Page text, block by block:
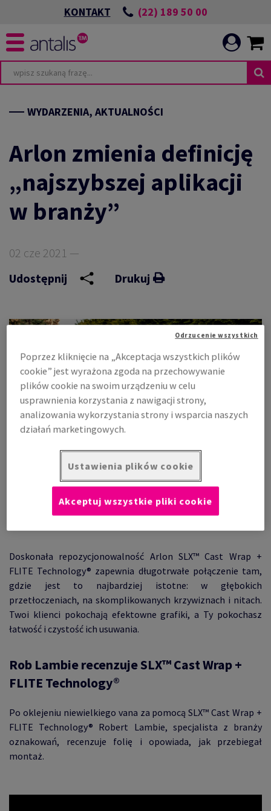
KONTAKT (22) 189 50 00
WYDARZENIA, AKTUALNOŚCI
Arlon zmienia definicję
„najszybszej aplikacji
w branży”
02 cze 2021 —
Udostępnij
Drukuj
Specjalny podkład folii Arlon SLX™ Cast Wrap pozwala
osiągnąć więcej przy mniejszym nakładzie pracy.
Doskonała repozycjonowalność Arlon SLX™ Cast Wrap +
FLITE Technology® zapewnia długotrwałe połączenie tam,
gdzie jest to najbardziej istotne: w głębokich
przetłoczeniach, na skomplikowanych krzywiznach i nitach.
Twoi klienci pokochają efektowne grafiki, a Ty pokochasz
łatwość i czystość ich usuwania.
Rob Lambie recenzuje SLX™ Cast Wrap +
FLITE Technology®
Po oklejeniu niewielkiego vana za pomocą SLX™ Cast Wrap +
FLITE Technology® Robert Lambie, specjalista z branży
oznakowań, recenzuje folię i opowiada, jak przebiegał
montaż.
Poprzez kliknięcie na „Akceptacja wszystkich plików
cookie” jest wyrażona zgoda na przechowywanie
plików cookie na swoim urządzeniu w celu
usprawnienia korzystania z nawigacji strony,
analizowania wykorzystania strony i wsparcia naszych
działań marketingowych.
Ustawienia plików cookie
Odrzucenie wszystkich
Akceptuj wszystkie pliki cookie